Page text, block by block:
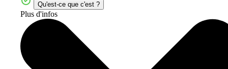
Qu'est-ce que c'est ?
Plus d'infos